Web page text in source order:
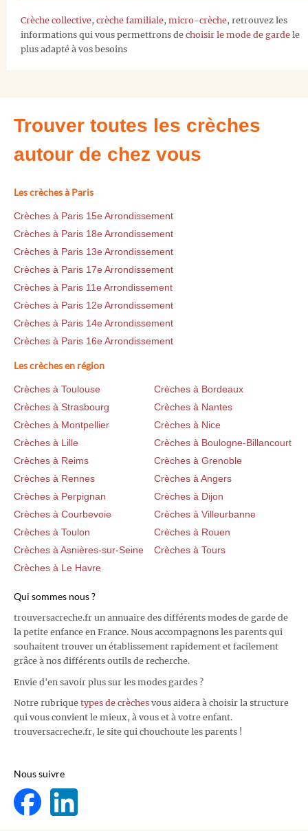
Crèche collective, crèche familiale, micro-crèche, retrouvez les
informations qui vous permettrons de choisir le mode de garde le
plus adapté à vos besoins
Trouver toutes les crèches
autour de chez vous
Les crèches à Paris
Crèches à Paris 15e Arrondissement
Crèches à Paris 18e Arrondissement
Crèches à Paris 13e Arrondissement
Crèches à Paris 17e Arrondissement
Crèches à Paris 11e Arrondissement
Crèches à Paris 12e Arrondissement
Crèches à Paris 14e Arrondissement
Crèches à Paris 16e Arrondissement
Les crèches en région
Crèches à Toulouse
Crèches à Bordeaux
Crèches à Strasbourg
Crèches à Nantes
Crèches à Montpellier
Crèches à Nice
Crèches à Lille
Crèches à Boulogne-Billancourt
Crèches à Reims
Crèches à Grenoble
Crèches à Rennes
Crèches à Angers
Crèches à Perpignan
Crèches à Dijon
Crèches à Courbevoie
Crèches à Villeurbanne
Crèches à Toulon
Crèches à Rouen
Crèches à Asnières-sur-Seine
Crèches à Tours
Crèches à Le Havre
Qui sommes nous ?
trouversacreche.fr un annuaire des différents modes de garde de
la petite enfance en France. Nous accompagnons les parents qui
souhaitent trouver un établissement rapidement et facilement
grâce à nos différents outils de recherche.
Envie d'en savoir plus sur les modes gardes ?
Notre rubrique types de crèches vous aidera à choisir la structure
qui vous convient le mieux, à vous et à votre enfant.
trouversacreche.fr, le site qui chouchoute les parents !
Nous suivre